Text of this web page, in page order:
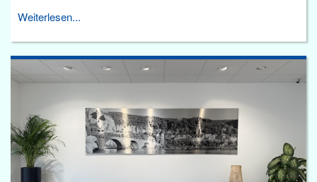
Weiterlesen...